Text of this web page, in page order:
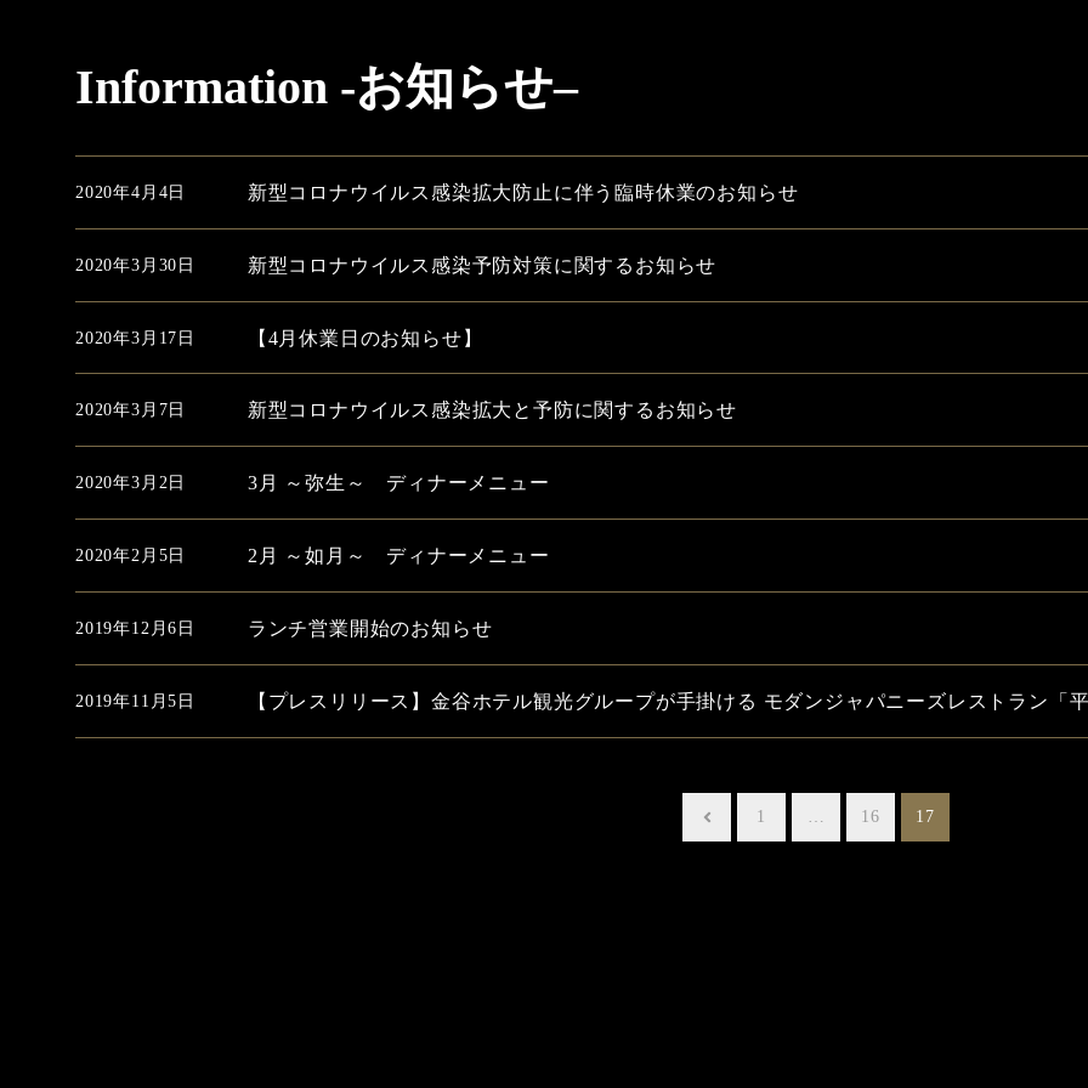
Information -お知らせ–
新型コロナウイルス感染拡大防止に伴う臨時休業のお知らせ
2020年4月4日
新型コロナウイルス感染予防対策に関するお知らせ
2020年3月30日
【4月休業日のお知らせ】
2020年3月17日
新型コロナウイルス感染拡大と予防に関するお知らせ
2020年3月7日
3月 ～弥生～ ディナーメニュー
2020年3月2日
2月 ～如月～ ディナーメニュー
2020年2月5日
ランチ営業開始のお知らせ
2019年12月6日
【プレスリリース】金谷ホテル観光グループが手掛ける モダンジャパニーズレストラン「平
2019年11月5日
1 16 17